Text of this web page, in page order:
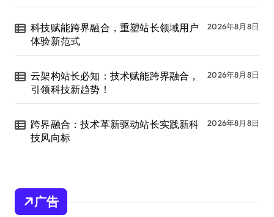
科技赋能跨界融合，重塑站长领域用户
体验新范式
2026年8月8日
云架构站长必知：技术赋能跨界融合，
引领科技新趋势！
2026年8月8日
跨界融合：技术革新驱动站长实践新科
技风向标
2026年8月8日
广告